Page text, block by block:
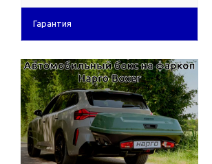
Гарантия